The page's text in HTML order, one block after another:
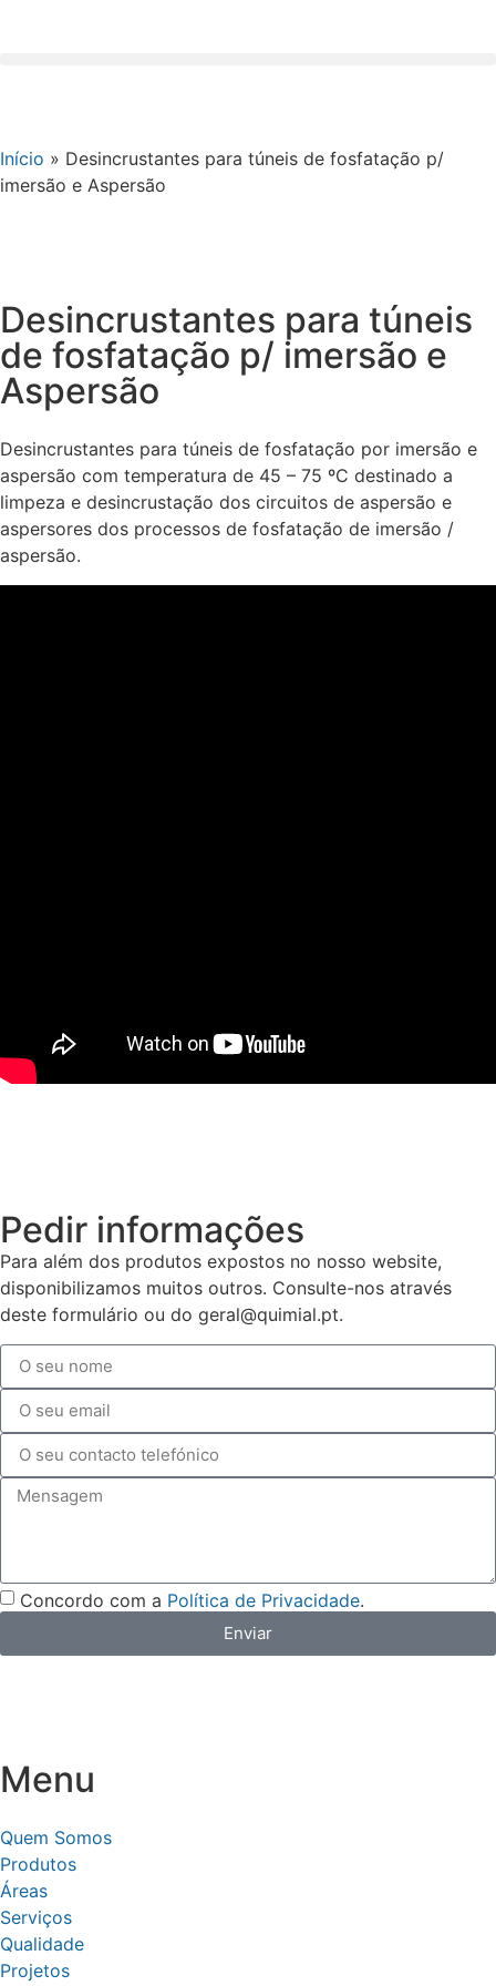
Início » Desincrustantes para túneis de fosfatação p/
imersão e Aspersão
Desincrustantes para túneis
de fosfatação p/ imersão e
Aspersão
Desincrustantes para túneis de fosfatação por imersão e
aspersão com temperatura de 45 – 75 ºC destinado a
limpeza e desincrustação dos circuitos de aspersão e
aspersores dos processos de fosfatação de imersão /
aspersão.
Pedir informações
Para além dos produtos expostos no nosso website,
disponibilizamos muitos outros. Consulte-nos através
deste formulário ou do geral@quimial.pt.
Concordo com a Política de Privacidade.
Enviar
Menu
Quem Somos
Produtos
Áreas
Serviços
Qualidade
Projetos